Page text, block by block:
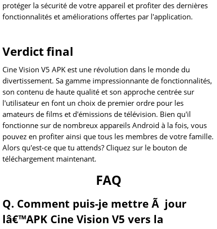
protéger la sécurité de votre appareil et profiter des dernières
fonctionnalités et améliorations offertes par l'application.
Verdict final
Cine Vision V5 APK est une révolution dans le monde du
divertissement. Sa gamme impressionnante de fonctionnalités,
son contenu de haute qualité et son approche centrée sur
l'utilisateur en font un choix de premier ordre pour les
amateurs de films et d'émissions de télévision. Bien qu'il
fonctionne sur de nombreux appareils Android à la fois, vous
pouvez en profiter ainsi que tous les membres de votre famille.
Alors qu'est-ce que tu attends? Cliquez sur le bouton de
téléchargement maintenant.
FAQ
Q. Comment puis-je mettre Ã jour
lâ€™APK Cine Vision V5 vers la